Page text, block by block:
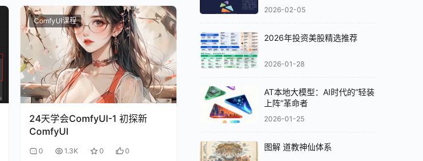
ComfyUI课程
24天学会ComfyUI-1 初探新
ComfyUI
0 1.3K 0 0
2026-02-05
2026年投资美股精选推荐
2026-01-28
AT本地大模型：AI时代的“轻装
上阵”革命者
2026-01-25
图解 道教神仙体系